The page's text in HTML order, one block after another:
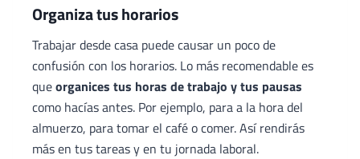
Organiza tus horarios
Trabajar desde casa puede causar un poco de
confusión con los horarios. Lo más recomendable es
queorganices tus horas de trabajo y tus pausas
como hacías antes. Por ejemplo, para a la hora del
almuerzo, para tomar el café o comer. Así rendirás
más en tus tareas y en tu jornada laboral.